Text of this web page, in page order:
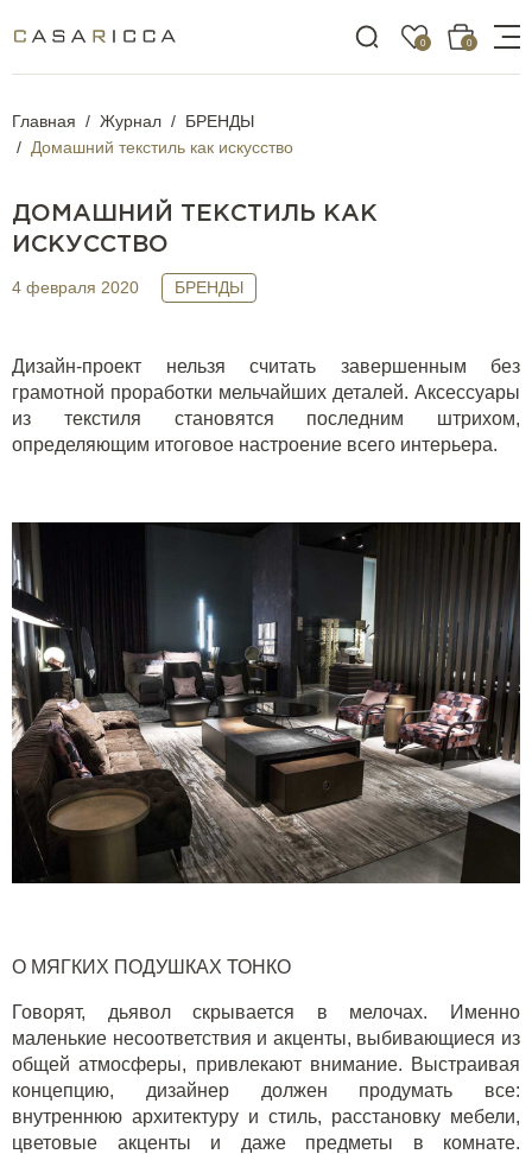
0 0
Главная Журнал
БРЕНДЫ
Домашний текстиль как искусство
ДОМАШНИЙ ТЕКСТИЛЬ КАК
ИСКУССТВО
4 февраля 2020 БРЕНДЫ
Дизайн-проект нельзя считать завершенным без
грамотной проработки мельчайших деталей. Аксессуары
из текстиля становятся последним штрихом,
определяющим итоговое настроение всего интерьера.
О МЯГКИХ ПОДУШКАХ ТОНКО
Говорят, дьявол скрывается в мелочах. Именно
маленькие несоответствия и акценты, выбивающиеся из
общей атмосферы, привлекают внимание. Выстраивая
концепцию, дизайнер должен продумать все:
внутреннюю архитектуру и стиль, расстановку мебели,
цветовые акценты и даже предметы в комнате.